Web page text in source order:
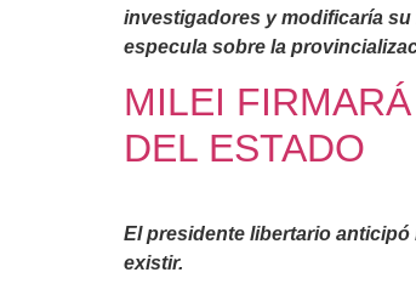
investigadores y modificaría
especula sobre la
MILEI
DEL ESTADO
El presidente libertario
existir.